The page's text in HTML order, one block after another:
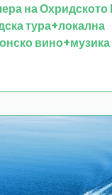
на Охридското
тура+локална
вино+музика